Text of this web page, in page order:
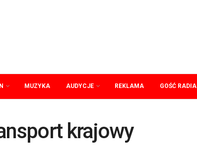
MUZYKA AUDYCJE REKLAMA GOŚĆ RADIA
krajowy